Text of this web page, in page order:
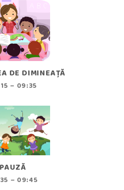
DE DIMINEAȚĂ
– 09:35
PAUZĂ
– 09:45